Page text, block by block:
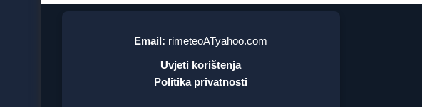
Email: rimeteoATyahoo.com
Uvjeti korištenja
Politika privatnosti